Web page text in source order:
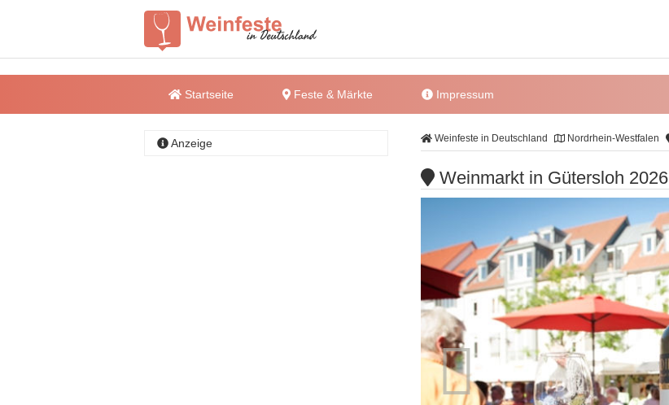
Startseite Feste & Märkte Impressum
Weinfeste in Deutschland Nordrhein-Westfalen
Weinmarkt in Gütersloh 2026

Anzeige